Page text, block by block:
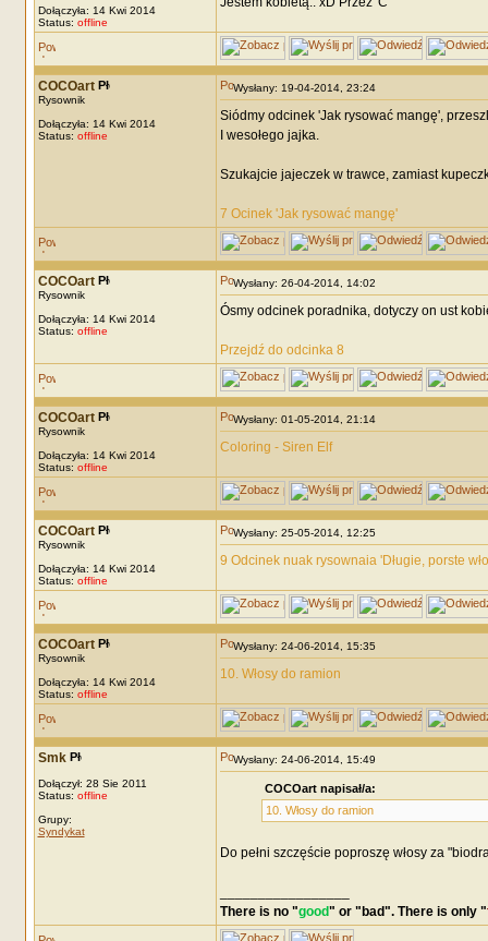
Dołączyła: 14 Kwi 2014
Status: offline
COCOart
Rysownik
Dołączyła: 14 Kwi 2014
Status: offline
Wysłany: 19-04-2014, 23:24
Siódmy odcinek 'Jak rysować mangę',
I wesołego jajka.
Szukajcie jajeczek w trawce, zamiast
7 Ocinek 'Jak rysować mangę'
COCOart
Rysownik
Dołączyła: 14 Kwi 2014
Status: offline
Wysłany: 26-04-2014, 14:02
Ósmy odcinek poradnika, dotyczy on ust
Przejdź do odcinka 8
COCOart
Rysownik
Dołączyła: 14 Kwi 2014
Status: offline
Wysłany: 01-05-2014, 21:14
Coloring - Siren Elf
COCOart
Rysownik
Dołączyła: 14 Kwi 2014
Status: offline
Wysłany: 25-05-2014, 12:25
9 Odcinek nuak rysownaia 'Długie, porste
COCOart
Rysownik
Dołączyła: 14 Kwi 2014
Status: offline
Wysłany: 24-06-2014, 15:35
10. Włosy do ramion
Smk
Dołączył: 28 Sie 2011
Status: offline
Grupy:
Syndykat
Wysłany: 24-06-2014, 15:49
COCOart napisał/a:
10. Włosy do ramion
Do pełni szczęście poproszę włosy za
There is no "good" or " bad". There is only "